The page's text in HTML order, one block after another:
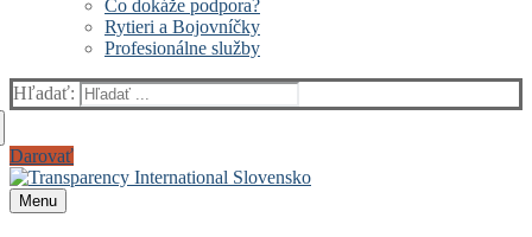
Čo dokáže podpora?
Rytieri a Bojovníčky
Profesionálne služby
Hľadať:
Darovať
Menu